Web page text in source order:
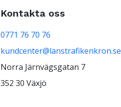
Kontakta oss
0771 76 70 76
kundcenter@lanstrafikenkron.se
Norra Järnvägsgatan 7
352 30 Växjö